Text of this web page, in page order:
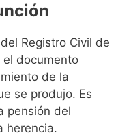
Registro Civil de
el documento
de la
se produjo. Es
pensión del
herencia.